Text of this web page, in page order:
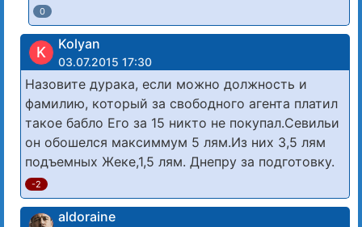
0
K Kolyan
03.07.2015 17:30
Назовите дурака, если можно должность и
фамилию, который за свободного агента платил
такое бабло Его за 15 никто не покупал.Севильи
он обошелся максиммум 5 лям.Из них 3,5 лям
подъемных Жеке,1,5 лям. Днепру за подготовку.
-2
aldoraine